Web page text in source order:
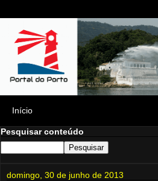
Pesquisar conteúdo
domingo, 30 de junho de 2013